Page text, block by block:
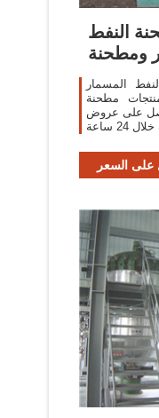
النفط
ومطحنة
المسمار
مطحنة
على عروض
السعر